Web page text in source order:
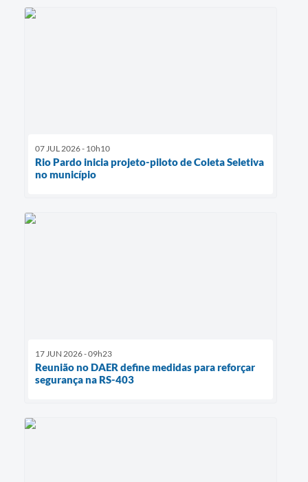
07 JUL 2026 - 10h10
Rio Pardo inicia projeto-piloto de Coleta Seletiva
no município
17 JUN 2026 - 09h23
Reunião no DAER define medidas para reforçar
segurança na RS-403